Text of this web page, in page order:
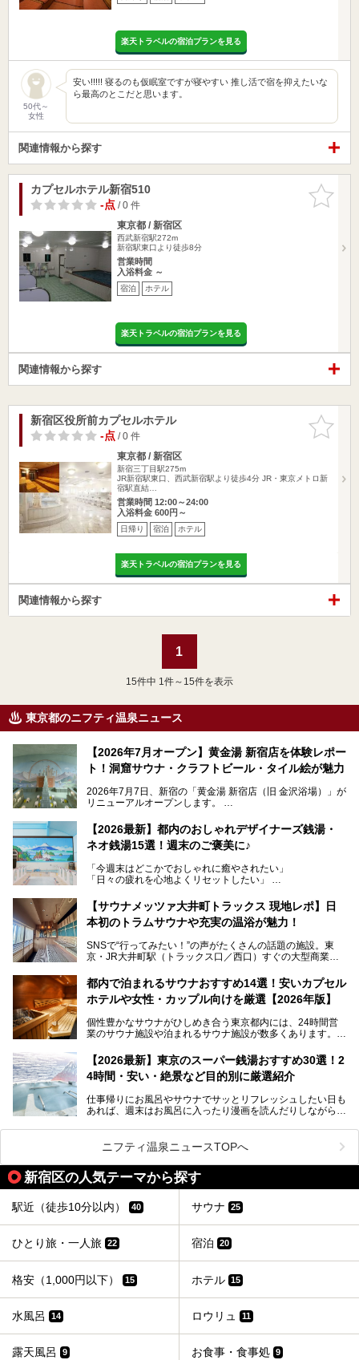
楽天トラベルの宿泊プランを見る
50代～
女性
安い!!!!! 寝るのも仮眠室ですが寝やすい 推し活で宿を抑えたいな
ら最高のとこだと思います。
関連情報から探す
お気に入
りに追加
カプセルホテル新宿510
-点/ 0 件
東京都 / 新宿区
西武新宿駅272m
新宿駅東口より徒歩8分
営業時間
入浴料金 ～
宿泊 ホテル
楽天トラベルの宿泊プランを見る
関連情報から探す
お気に入
りに追加
新宿区役所前カプセルホテル
-点/ 0 件
東京都 / 新宿区
新宿三丁目駅275m
JR新宿駅東口、西武新宿駅より徒歩4分 JR・東京メトロ新
宿駅直結…
営業時間 12:00～24:00
入浴料金 600円～
日帰り 宿泊 ホテル
楽天トラベルの宿泊プランを見る
関連情報から探す
1
15件中 1件～15件を表示
東京都のニフティ温泉ニュース
【2026年7月オープン】黄金湯 新宿店を体験レポー
ト！洞窟サウナ・クラフトビール・タイル絵が魅力
2026年7月7日、新宿の「黄金湯 新宿店（旧 金沢浴場）」が
リニューアルオープンします。
レトロでノスタルジックなタイル絵はそのまま、昔からここ
を知る地元の人にも、新しく足を運んでくれる人にも愛され
る、今の時代の"銭湯"として生まれ変わりました。洞窟のよ
ビアバーなど、新しく登場したスポットも併せて紹介しま
す。充実した設備があるのに、基本の入浴料が銭湯価格の5
【2026最新】都内のおしゃれデザイナーズ銭湯・
ネオ銭湯15選！週末のご褒美に♪
「今週末はどこかでおしゃれに癒やされたい」
「日々の疲れを心地よくリセットしたい」
となっている新しいスタイルの銭湯です。
最近、SNSやメディアで「デザイナーズ銭湯」や「ネオ銭
本記事では、そもそもこれらがどんな銭湯なのか、その気に
いおしゃれな名店15選を、おすすめの順番で一挙にご紹介
します。
【サウナメッツァ大井町トラックス 現地レポ】日
本初のトラムサウナや充実の温浴が魅力！
SNSで“行ってみたい！”の声がたくさんの話題の施設。東
京・JR大井町駅（トラックス口／西口）すぐの大型商業施
ツァ大井町トラックス」がニューオープン。施設の様子をレ
ポ―トします。
都内で泊まれるサウナおすすめ14選！安いカプセル
ホテルや女性・カップル向けを厳選【2026年版】
個性豊かなサウナがひしめき合う東京都内には、24時間営
業のサウナ施設や泊まれるサウナ施設が数多くあります。
を旅の目的とする「サ旅」や自分へのご褒美のための宿泊な
ど、自分の好きなタイミングで好きなだけサ活ができるのが
魅力です。
最近では、男性専用施設だけでなく、カップルや女性に嬉し
い個室サウナも増えてきました。
ら、特におすすめしたい施設14選をご紹介します。
してみてください。
【2026最新】東京のスーパー銭湯おすすめ30選！2
4時間・安い・絶景など目的別に厳選紹介
仕事帰りにお風呂やサウナでサッとリフレッシュしたい日も
あれば、週末はお風呂に入ったり漫画を読んだりしながら一
また、終電を逃してしまい、「このまま朝までゆっくりでき
る場所があれば」と探した経験がある人も多いのではないで
しょうか。
そこで本記事では、東京でおすすめのスーパー銭湯を、目的
別に厳選した30施設からご紹介します。
24時間営業で宿泊できる施設や、1,000円以下で楽しめる安
い施設、デートや休日レジャーにもぴったりなエンタメ要素
ださい。
ニフティ温泉ニュースTOPへ
新宿区の人気テーマから探す
駅近（徒歩10分以内） 40 サウナ 25
ひとり旅・一人旅 22 宿泊 20
格安（1,000円以下） 15 ホテル 15
水風呂 14 ロウリュ 11
露天風呂 9 お食事・食事処 9